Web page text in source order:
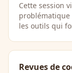
Cette session
problématique
les outils qui
Revues de